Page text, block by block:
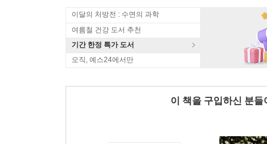
이달의 처방전 : 수면의 과학
여름철 건강 도서 추천
기간 한정 특가 도서
오직, 예스24에서만
이 책을 구입하신 분